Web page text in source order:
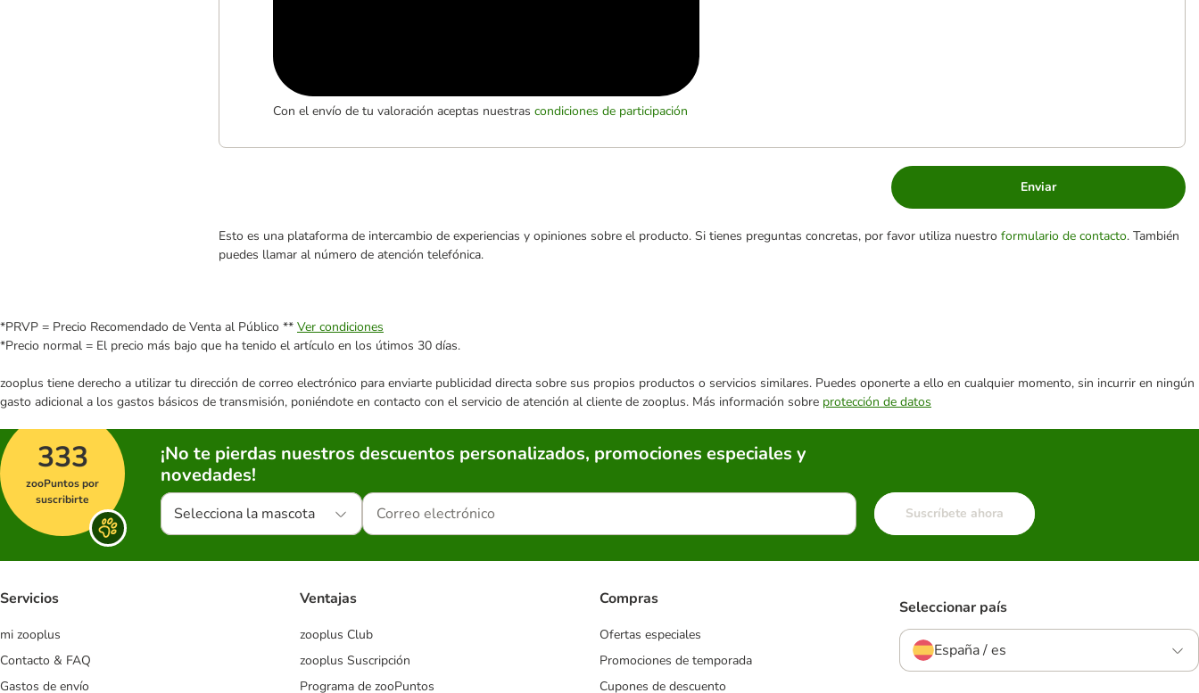
Con el envío de tu valoración aceptas nuestras condiciones de participación
Enviar
Esto es una plataforma de intercambio de experiencias y opiniones sobre el producto. Si tienes preguntas concretas, por favor utiliza nuestro formulario de contacto. También
puedes llamar al número de atención telefónica.
*PRVP = Precio Recomendado de Venta al Público ** Ver condiciones
*Precio normal = El precio más bajo que ha tenido el artículo en los útimos 30 días.
zooplus tiene derecho a utilizar tu dirección de correo electrónico para enviarte publicidad directa sobre sus propios productos o servicios similares. Puedes oponerte a ello en cualquier momento, sin incurrir en ningún
gasto adicional a los gastos básicos de transmisión, poniéndote en contacto con el servicio de atención al cliente de zooplus. Más información sobre protección de datos
333
zooPuntos por
suscribirte
¡No te pierdas nuestros descuentos personalizados, promociones especiales y
novedades!
Selecciona la mascota Suscríbete ahora
Servicios
mi zooplus
Contacto & FAQ
Gastos de envío
Ventajas
zooplus Club
zooplus Suscripción
Programa de zooPuntos
Compras
Ofertas especiales
Promociones de temporada
Cupones de descuento
Seleccionar país
España / es